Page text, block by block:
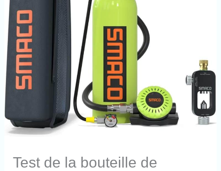
Test de la bouteille de